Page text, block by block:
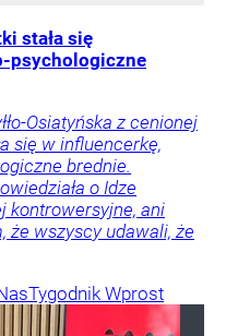
stała się
psychologiczne
Osiatyńska z cenionej
się w influencerkę,
brednie.
o Idze
kontrowersyjne, ani
że wszyscy udawali, że
Tygodnik Wprost